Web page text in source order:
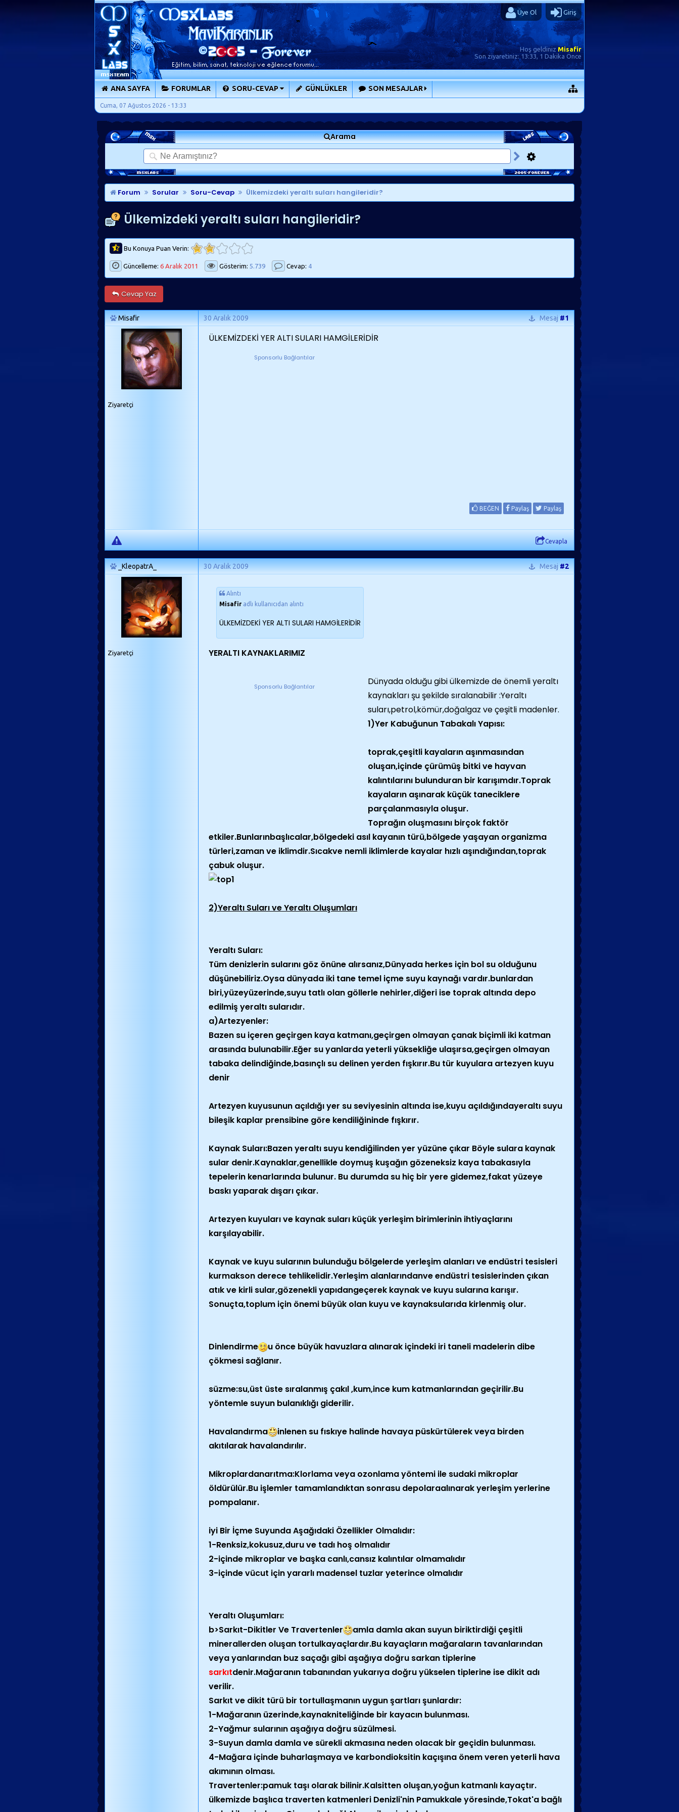
Üye Ol Giriş
Hoş geldiniz Misafir
Son ziyaretiniz:13:33, 1 Dakika Önce
ANA SAYFA FORUMLAR SORU-CEVAP GÜNLÜKLER SON MESAJLAR
Cuma, 07 Ağustos 2026 - 13:33
Arama
Forum Sorular Soru-Cevap Ülkemizdeki yeraltı suları hangileridir?
Ülkemizdeki yeraltı suları hangileridir?
Bu Konuya Puan Verin:
Güncelleme: 6 Aralık 2011 Gösterim: 5.739 Cevap: 4
Cevap Yaz
Misafir 30 Aralık 2009 Mesaj#1
Ziyaretçi
ÜLKEMİZDEKİ YER ALTI SULARI HAMGİLERİDİR
Sponsorlu Bağlantılar
BEĞEN Paylaş Paylaş
Cevapla
_KleopatrA_ 30 Aralık 2009 Mesaj#2
Ziyaretçi
Alıntı
Misafir adlı kullanıcıdan alıntı
ÜLKEMİZDEKİ YER ALTI SULARI HAMGİLERİDİR
YERALTI KAYNAKLARIMIZ
Sponsorlu Bağlantılar
Dünyada olduğu gibi ülkemizde de önemli yeraltı
kaynakları şu şekilde sıralanabilir :Yeraltı
suları,petrol,kömür,doğalgaz ve çeşitli madenler.
1)Yer Kabuğunun Tabakalı Yapısı:
toprak,çeşitli kayaların aşınmasından
oluşan,içinde çürümüş bitki ve hayvan
kalıntılarını bulunduran bir karışımdır.Toprak
kayaların aşınarak küçük taneciklere
parçalanmasıyla oluşur.
Toprağın oluşmasını birçok faktör
etkiler.Bunlarınbaşlıcalar,bölgedeki asıl kayanın türü,bölgede yaşayan organizma
türleri,zaman ve iklimdir.Sıcakve nemli iklimlerde kayalar hızlı aşındığından,toprak
çabuk oluşur.
2)Yeraltı Suları ve Yeraltı Oluşumları
Yeraltı Suları:
Tüm denizlerin sularını göz önüne alırsanız,Dünyada herkes için bol su olduğunu
düşünebiliriz.Oysa dünyada iki tane temel içme suyu kaynağı vardır.bunlardan
biri,yüzeyüzerinde,suyu tatlı olan göllerle nehirler,diğeri ise toprak altında depo
edilmiş yeraltı sularıdır.
a)Artezyenler:
Bazen su içeren geçirgen kaya katmanı,geçirgen olmayan çanak biçimli iki katman
arasında bulunabilir.Eğer su yanlarda yeterli yüksekliğe ulaşırsa,geçirgen olmayan
tabaka delindiğinde,basınçlı su delinen yerden fışkırır.Bu tür kuyulara artezyen kuyu
denir
Artezyen kuyusunun açıldığı yer su seviyesinin altında ise,kuyu açıldığındayeraltı suyu
bileşik kaplar prensibine göre kendiliğininde fışkırır.
Kaynak Suları:Bazen yeraltı suyu kendiğilinden yer yüzüne çıkar Böyle sulara kaynak
sular denir.Kaynaklar,genellikle doymuş kuşağın gözeneksiz kaya tabakasıyla
tepelerin kenarlarında bulunur. Bu durumda su hiç bir yere gidemez,fakat yüzeye
baskı yaparak dışarı çıkar.
Artezyen kuyuları ve kaynak suları küçük yerleşim birimlerinin ihtiyaçlarını
karşılayabilir.
Kaynak ve kuyu sularının bulunduğu bölgelerde yerleşim alanları ve endüstri tesisleri
kurmakson derece tehlikelidir.Yerleşim alanlarındanve endüstri tesislerinden çıkan
atık ve kirli sular,gözenekli yapıdangeçerek kaynak ve kuyu sularına karışır.
Sonuçta,toplum için önemi büyük olan kuyu ve kaynaksularıda kirlenmiş olur.
Dinlendirme
u önce büyük havuzlara alınarak içindeki iri taneli madelerin dibe
çökmesi sağlanır.
süzme:su,üst üste sıralanmış çakıl ,kum,ince kum katmanlarından geçirilir.Bu
yöntemle suyun bulanıklığı giderilir.
Havalandırma
inlenen su fıskıye halinde havaya püskürtülerek veya birden
akıtılarak havalandırılır.
Mikroplardanarıtma:Klorlama veya ozonlama yöntemi ile sudaki mikroplar
öldürülür.Bu işlemler tamamlandıktan sonrasu depolaraalınarak yerleşim yerlerine
pompalanır.
iyi Bir İçme Suyunda Aşağıdaki Özellikler Olmalıdır:
1-Renksiz,kokusuz,duru ve tadı hoş olmalıdır
2-içinde mikroplar ve başka canlı,cansız kalıntılar olmamalıdır
3-içinde vücut için yararlı madensel tuzlar yeterince olmalıdır
Yeraltı Oluşumları:
b>Sarkıt-Dikitler Ve Travertenler
amla damla akan suyun biriktirdiği çeşitli
minerallerden oluşan tortulkayaçlardır.Bu kayaçların mağaraların tavanlarından
veya yanlarından buz saçağı gibi aşağıya doğru sarkan tiplerine
sarkıtdenir.Mağaranın tabanından yukarıya doğru yükselen tiplerine ise dikit adı
verilir.
Sarkıt ve dikit türü bir tortullaşmanın uygun şartları şunlardır:
1-Mağaranın üzerinde,kaynakniteliğinde bir kayacın bulunması.
2-Yağmur sularının aşağıya doğru süzülmesi.
3-Suyun damla damla ve sürekli akmasına neden olacak bir geçidin bulunması.
4-Mağara içinde buharlaşmaya ve karbondioksitin kaçışına önem veren yeterli hava
akımının olması.
Travertenler:pamuk taşı olarak bilinir.Kalsitten oluşan,yoğun katmanlı kayaçtır.
ülkemizde başlıca traverten katmenleri Denizli'nin Pamukkale yöresinde,Tokat'a bağlı